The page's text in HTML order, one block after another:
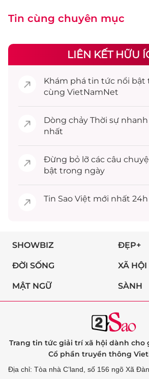
Tin cùng chuyên mục
LIÊN KẾT HỮU
Khám phá tin tức nổi bật
cùng VietNamNet
Dòng chảy Thời sự
nhất
Đừng bỏ lỡ các câu
bật trong ngày
Tin Sao Việt mới nhất 24h
SHOWBIZ ĐẸP+
ĐỜI SỐNG XÃ HỘI
MẬT NGỮ SÀNH
Trang tin tức giải trí xã hội dành cho
Cổ phần truyền thông
Địa chỉ: Tòa nhà C’land, số 156 ngõ Xã